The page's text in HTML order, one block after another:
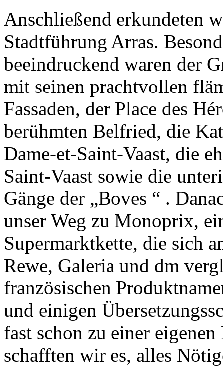
Anschließend erkundeten
Stadtführung Arras.
beeindruckend waren der
mit seinen prachtvollen
Fassaden, der Place des
berühmten Belfried, die
Dame-et-Saint-Vaast, die
Saint-Vaast sowie die
Gänge der „Boves “ .
unser Weg zu Monoprix,
Supermarktkette, die sich
Rewe, Galeria und dm
französischen
und einigen
fast schon zu einer
schafften wir es, alles